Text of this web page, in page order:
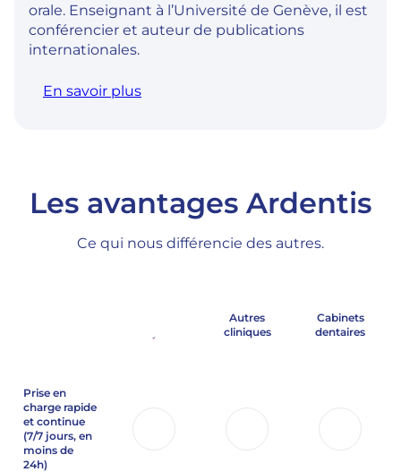
orale. Enseignant à l’Université de Genève, il est
conférencier et auteur de publications
internationales.
En savoir plus
Les avantages Ardentis
Ce qui nous différencie des autres.
Autres
cliniques
Cabinets
dentaires
Prise en
charge rapide
et continue
(7/7 jours, en
moins de
24h)